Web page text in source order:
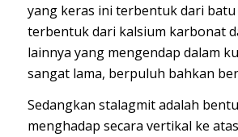
yang keras ini terbentuk dari
terbentuk dari kalsium karbonat
lainnya yang mengendap dalam
sangat lama, berpuluh bahkan
Sedangkan stalagmit adalah
menghadap secara vertikal ke